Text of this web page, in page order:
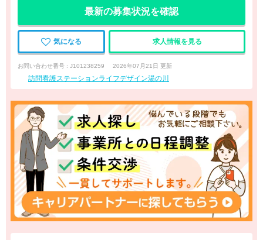
最新の募集状況を確認
気になる 求人情報を見る
お問い合わせ番号 : J101238259 2026年07月21日 更新
訪問看護ステーションライフデザイン湯の川